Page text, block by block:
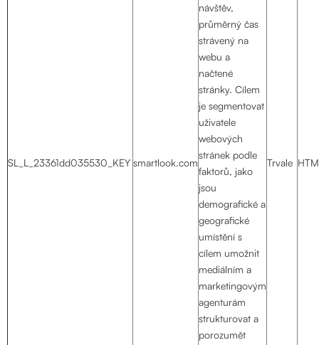
SL_L_23361dd035530_KEY smartlook.com
návštěv,
průměrný čas
strávený na
webu a
načtené
stránky. Cílem
je segmentovat
uživatele
webových
stránek podle
faktorů, jako
jsou
demografické a
geografické
umístění s
cílem umožnit
mediálním a
marketingovým
agenturám
strukturovat a
porozumět
Trvale